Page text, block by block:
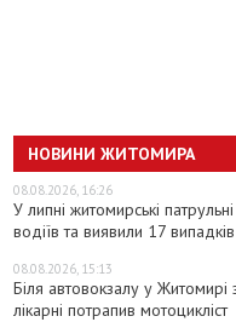
НОВИНИ ЖИТОМИРА
08.08.2026, 16:26
У липні житомирські
водіїв та виявили 17
08.08.2026, 15:13
Біля автовокзалу у Житомирі
лікарні потрапив мотоцикліст